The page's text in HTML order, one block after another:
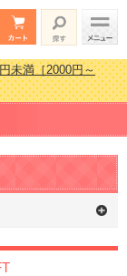
未満［2000円～
嬉しい景品とは？ 更
未満［2000円～
め金額別人気ランキ